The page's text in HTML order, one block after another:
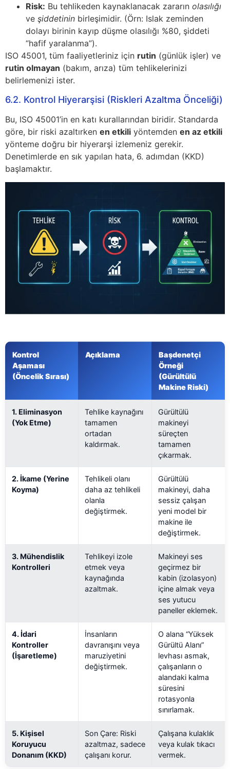
Risk: Bu tehlikeden kaynaklanacak zararın olasılığı
ve şiddetinin birleşimidir. (Örn: Islak zeminden
dolayı birinin kayıp düşme olasılığı %80, şiddeti
“hafif yaralanma”).
ISO 45001, tüm faaliyetleriniz için rutin (günlük işler) ve
rutin olmayan (bakım, arıza) tüm tehlikelerinizi
belirlemenizi ister.
6.2. Kontrol Hiyerarşisi (Riskleri Azaltma Önceliği)
Bu, ISO 45001’in en katı kurallarından biridir. Standarda
göre, bir riski azaltırken en etkili yöntemden en az etkili
yönteme doğru bir hiyerarşi izlemeniz gerekir.
Denetimlerde en sık yapılan hata, 6. adımdan (KKD)
başlamaktır.
Kontrol
Aşaması
(Öncelik Sırası)
Açıklama
Başdenetçi
Örneği
(Gürültülü
Makine Riski)
1. Eliminasyon
(Yok Etme)
Tehlike kaynağını
tamamen
ortadan
kaldırmak.
Gürültülü
makineyi
süreçten
tamamen
çıkarmak.
2. İkame (Yerine
Koyma)
Tehlikeli olanı
daha az tehlikeli
olanla
değiştirmek.
Gürültülü
makineyi, daha
sessiz çalışan
yeni model bir
makine ile
değiştirmek.
3. Mühendislik
Kontrolleri
Tehlikeyi izole
etmek veya
kaynağında
azaltmak.
Makineyi ses
geçirmez bir
kabin (izolasyon)
içine almak veya
ses yutucu
paneller eklemek.
4. İdari
Kontroller
(İşaretleme)
İnsanların
davranışını veya
maruziyetini
değiştirmek.
O alana “Yüksek
Gürültü Alanı”
levhası asmak,
çalışanların o
alandaki kalma
süresini
rotasyonla
sınırlamak.
5. Kişisel
Koruyucu
Donanım (KKD)
Son Çare: Riski
azaltmaz, sadece
çalışanı korur.
Çalışana kulaklık
veya kulak tıkacı
vermek.